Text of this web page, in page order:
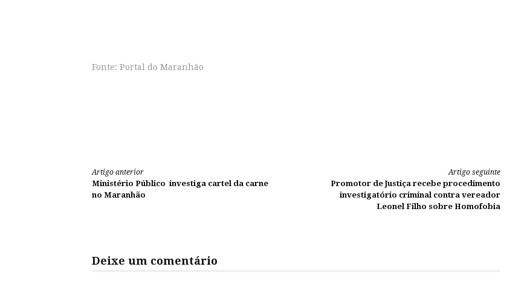
Fonte: Portal do Maranhão
Continue
lendo
Artigo anterior
Ministério Público investiga cartel da carne
no Maranhão
Artigo seguinte
Promotor de Justiça recebe procedimento
investigatório criminal contra vereador
Leonel Filho sobre Homofobia
Deixe um comentário